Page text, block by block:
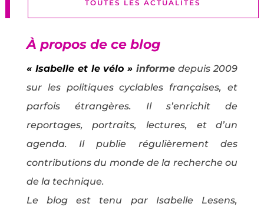
TOUTES LES ACTUALITÉS
À propos de ce blog
« Isabelle et le vélo » informe depuis 2009
sur les politiques cyclables françaises, et
parfois étrangères. Il s’enrichit de
reportages, portraits, lectures, et d’un
agenda. Il publie régulièrement des
contributions du monde de la recherche ou
de la technique.
Le blog est tenu par Isabelle Lesens,